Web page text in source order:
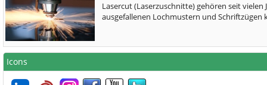
Lasercut (Laserzuschnitte) gehören seit
ausgefallenen Lochmustern und
Icons